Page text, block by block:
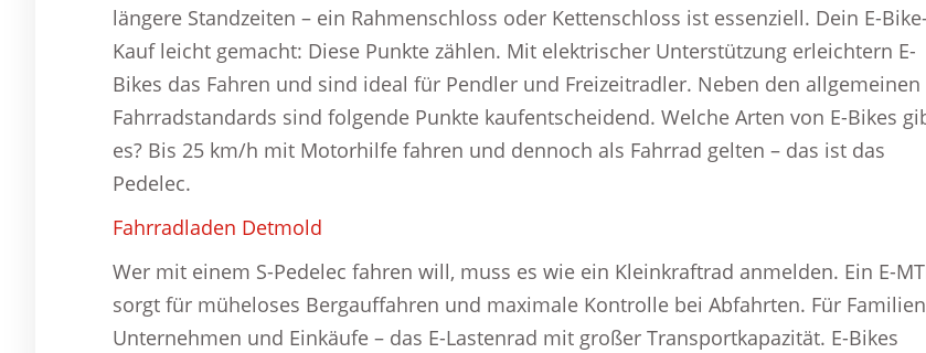
längere Standzeiten – ein Rahmenschloss oder Kettenschloss ist essenziell. Dein E-Bike-
Kauf leicht gemacht: Diese Punkte zählen. Mit elektrischer Unterstützung erleichtern E-
Bikes das Fahren und sind ideal für Pendler und Freizeitradler. Neben den allgemeinen
Fahrradstandards sind folgende Punkte kaufentscheidend. Welche Arten von E-Bikes
es? Bis 25 km/h mit Motorhilfe fahren und dennoch als Fahrrad gelten – das ist das
Pedelec.
Fahrradladen Detmold
Wer mit einem S-Pedelec fahren will, muss es wie ein Kleinkraftrad anmelden. Ein E-
sorgt für müheloses Bergauffahren und maximale Kontrolle bei Abfahrten. Für
Unternehmen und Einkäufe – das E-Lastenrad mit großer Transportkapazität. E-Bikes